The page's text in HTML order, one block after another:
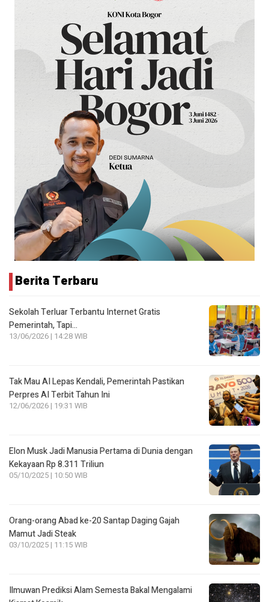
Berita Terbaru
Sekolah Terluar Terbantu Internet Gratis
Pemerintah, Tapi…
13/06/2026 | 14:28 WIB
Tak Mau AI Lepas Kendali, Pemerintah Pastikan
Perpres AI Terbit Tahun Ini
12/06/2026 | 19:31 WIB
Elon Musk Jadi Manusia Pertama di Dunia dengan
Kekayaan Rp 8.311 Triliun
05/10/2025 | 10:50 WIB
Orang-orang Abad ke-20 Santap Daging Gajah
Mamut Jadi Steak
03/10/2025 | 11:15 WIB
Ilmuwan Prediksi Alam Semesta Bakal Mengalami